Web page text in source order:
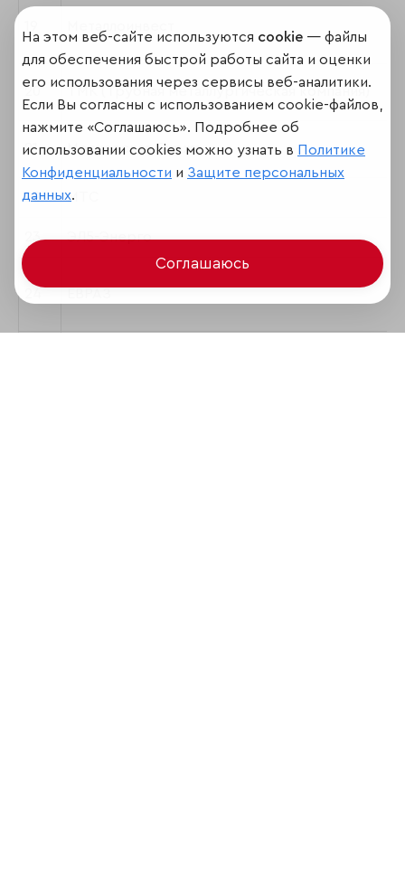
20 ТМК (Трубная металлургическая компания)
21 Московская Биржа
22 МТС
23 ЭЛ5-Энерго
На этом веб-сайте используются cookie — файлы
для обеспечения быстрой работы сайта и оценки
его использования через сервисы веб-аналитики.
Если Вы согласны с использованием cookie-файлов,
нажмите «Соглашаюсь». Подробнее об
использовании cookies можно узнать в Политике
Конфиденциальности и Защите персональных
данных.
Соглашаюсь